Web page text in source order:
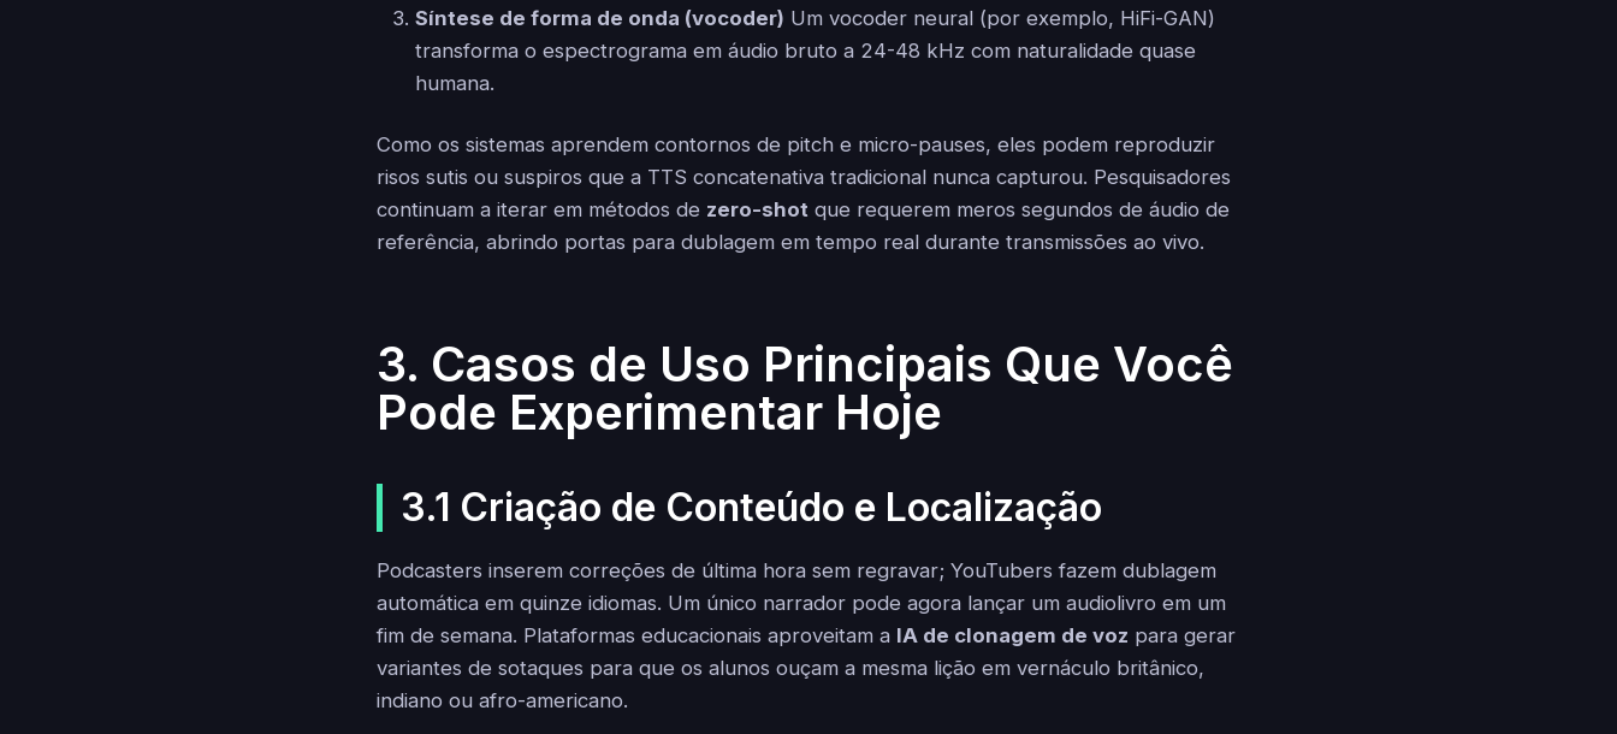
Síntese de forma de onda (vocoder) Um vocoder neural (por exemplo, HiFi-GAN)
transforma o espectrograma em áudio bruto a 24-48 kHz com naturalidade quase
humana.
Como os sistemas aprendem contornos de pitch e micro-pauses, eles podem reproduzir
risos sutis ou suspiros que a TTS concatenativa tradicional nunca capturou. Pesquisadores
continuam a iterar em métodos de zero-shot que requerem meros segundos de áudio de
referência, abrindo portas para dublagem em tempo real durante transmissões ao vivo.
3. Casos de Uso Principais Que Você
Pode Experimentar Hoje
3.1 Criação de Conteúdo e Localização
Podcasters inserem correções de última hora sem regravar; YouTubers fazem dublagem
automática em quinze idiomas. Um único narrador pode agora lançar um audiolivro em um
fim de semana. Plataformas educacionais aproveitam a IA de clonagem de voz para gerar
variantes de sotaques para que os alunos ouçam a mesma lição em vernáculo britânico,
indiano ou afro-americano.